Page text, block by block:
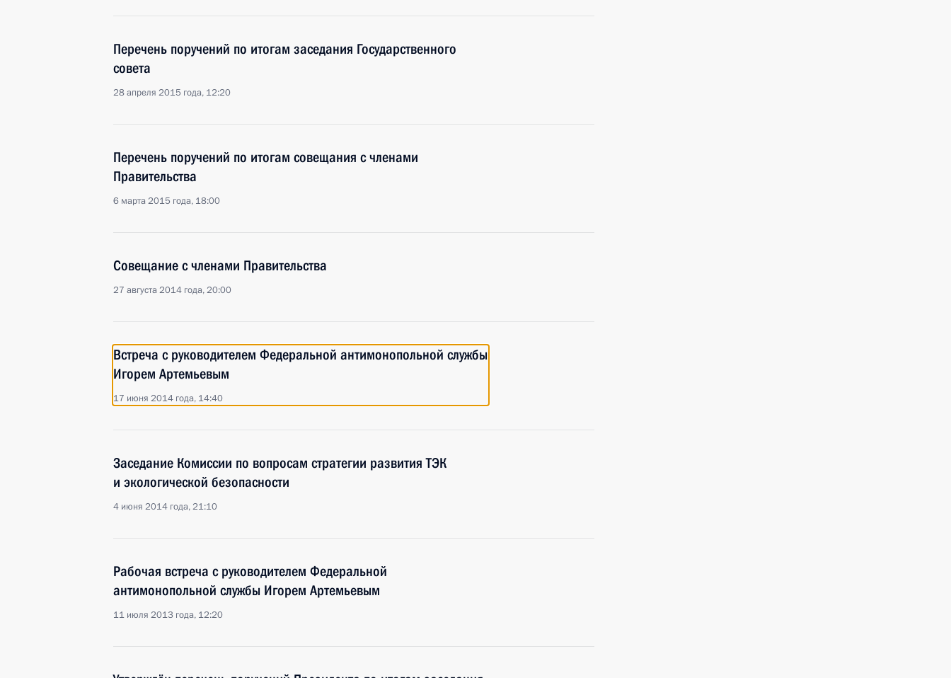
Перечень поручений по итогам заседания Государственного
совета
28 апреля 2015 года, 12:20
Перечень поручений по итогам совещания с членами
Правительства
6 марта 2015 года, 18:00
Совещание с членами Правительства
27 августа 2014 года, 20:00
Встреча с руководителем Федеральной антимонопольной службы
Игорем Артемьевым
17 июня 2014 года, 14:40
Заседание Комиссии по вопросам стратегии развития ТЭК
и экологической безопасности
4 июня 2014 года, 21:10
Рабочая встреча с руководителем Федеральной
антимонопольной службы Игорем Артемьевым
11 июля 2013 года, 12:20